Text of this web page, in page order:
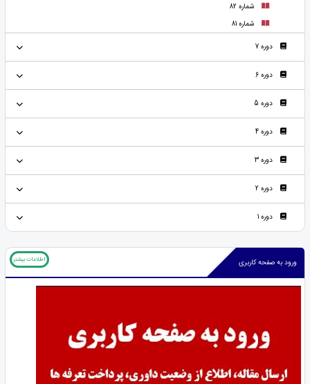
شماره 82
شماره 81
دوره 7
دوره 6
دوره 5
دوره 4
دوره 3
دوره 2
دوره 1
ورود به صفحه کاربری اطلاعات بیشتر